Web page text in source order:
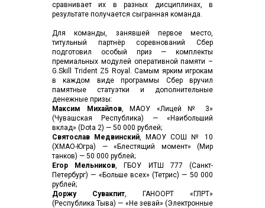
сравнивает их в разных дисциплинах, в
результате получается сыгранная команда.
Для команды, занявшей первое место,
титульный партнёр соревнований Сбер
подготовил особый приз — комплекты
премиальных модулей оперативной памяти –
G.Skill Trident Z5 Royal. Самым ярким игрокам
в каждом виде программы Сбер вручил
памятные статуэтки и дополнительные
денежные призы:
Максим Михайлов, МАОУ «Лицей № 3»
(Чувашская Республика) — «Наибольший
вклад» (Dota 2) — 50 000 рублей;
Святослав Медвинский, МАОУ СОШ № 10
(ХМАО-Югра) — «Блестящий момент» (Мир
танков) — 50 000 рублей;
Егор Мельников, ГБОУ ИТШ 777 (Санкт-
Петербург) — «Больше всех» (Тетрис) — 50 000
рублей;
Доржу Сувакпит, ГАНООРТ «ГЛРТ»
(Республика Тыва) — «Не зевай» (Электронные